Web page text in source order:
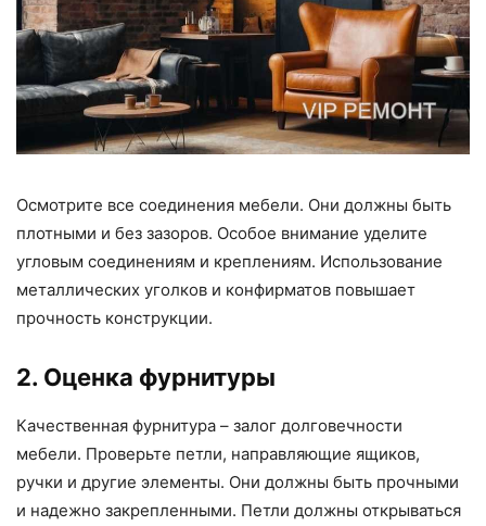
Осмотрите все соединения мебели. Они должны быть
плотными и без зазоров. Особое внимание уделите
угловым соединениям и креплениям. Использование
металлических уголков и конфирматов повышает
прочность конструкции.
2. Оценка фурнитуры
Качественная фурнитура – залог долговечности
мебели. Проверьте петли, направляющие ящиков,
ручки и другие элементы. Они должны быть прочными
и надежно закрепленными. Петли должны открываться